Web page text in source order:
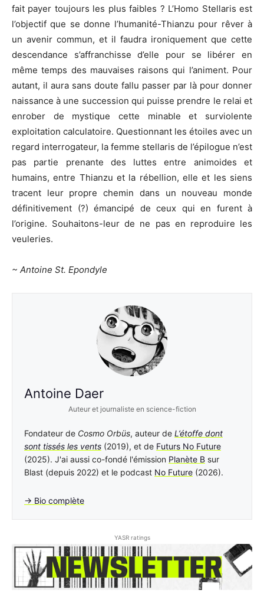
fait payer toujours les plus faibles ? L’Homo Stellaris est
l’objectif que se donne l’humanité-Thianzu pour rêver à
un avenir commun, et il faudra ironiquement que cette
descendance s’affranchisse d’elle pour se libérer en
même temps des mauvaises raisons qui l’animent. Pour
autant, il aura sans doute fallu passer par là pour donner
naissance à une succession qui puisse prendre le relai et
enrober de mystique cette minable et surviolente
exploitation calculatoire. Questionnant les étoiles avec un
regard interrogateur, la femme stellaris de l’épilogue n’est
pas partie prenante des luttes entre animoides et
humains, entre Thianzu et la rébellion, elle et les siens
tracent leur propre chemin dans un nouveau monde
définitivement (?) émancipé de ceux qui en furent à
l’origine. Souhaitons-leur de ne pas en reproduire les
veuleries.
~ Antoine St. Epondyle
Antoine Daer
Auteur et journaliste en science-fiction
Fondateur de Cosmo Orbüs, auteur de L’étoffe dont
sont tissés les vents (2019), et de Futurs No Future
(2025). J'ai aussi co-fondé l'émission Planète B sur
Blast (depuis 2022) et le podcast No Future (2026).
→ Bio complète
YASR ratings